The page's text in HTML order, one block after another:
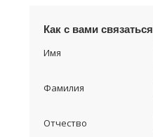
Как с вами связаться
Имя
Фамилия
Отчество